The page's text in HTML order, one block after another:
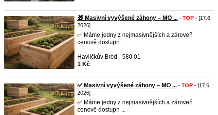
🎁 Masivní vyvýšené záhony – MO ... - TOP - [17.6.
2026]
✅ Máme jedny z nejmasivnějších a zároveň
cenově dostupn ...
Havlíčkův Brod - 580 01
1 Kč
✅ Masivní vyvýšené záhony – MO ... - TOP - [17.6.
2026]
✅ Máme jedny z nejmasivnějších a zároveň
cenově dostupn ...